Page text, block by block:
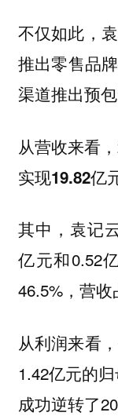
不仅如此，
推出零售品
渠道推出预
从营收来看
实现19.82亿
其中，袁记
亿元和0.52
46.5%，营收
从利润来看
1.42亿元的
成功逆转了